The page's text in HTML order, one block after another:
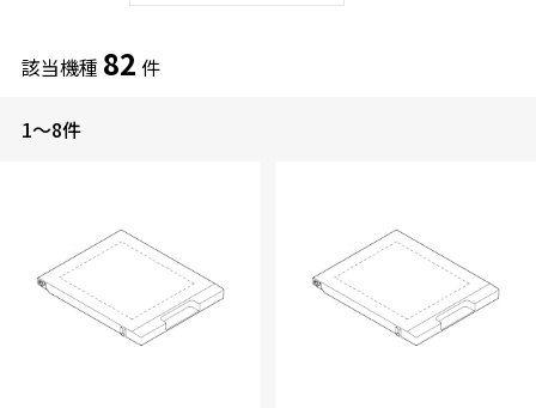
該当機種 82 件
1～8件